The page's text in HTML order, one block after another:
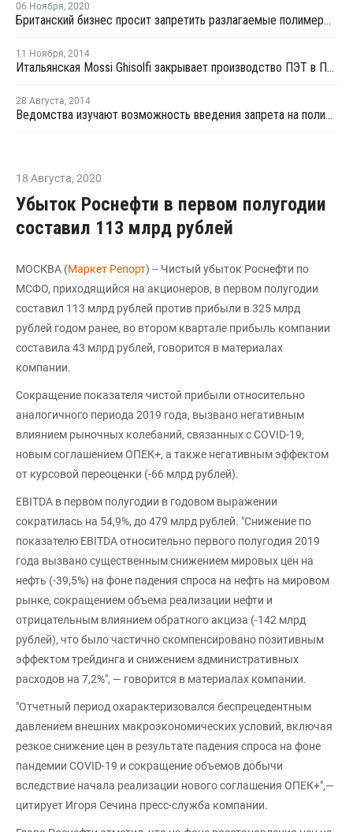
06 Ноября, 2020
Британский бизнес просит запретить разлагаемые полимеры в стране
11 Ноября, 2014
Итальянская Mossi Ghisolfi закрывает производство ПЭТ в Патрике на плановый ремонт
28 Августа, 2014
Ведомства изучают возможность введения запрета на полимерную упаковку с 2017 года
18 Августа, 2020
Убыток Роснефти в первом полугодии
составил 113 млрд рублей
МОСКВА (Маркет Репорт) -- Чистый убыток Роснефти по
МСФО, приходящийся на акционеров, в первом полугодии
составил 113 млрд рублей против прибыли в 325 млрд
рублей годом ранее, во втором квартале прибыль компании
составила 43 млрд рублей, говорится в материалах
компании.
Сокращение показателя чистой прибыли относительно
аналогичного периода 2019 года, вызвано негативным
влиянием рыночных колебаний, связанных с СOVID-19,
новым соглашением ОПЕК+, а также негативным эффектом
от курсовой переоценки (-66 млрд рублей).
EBITDA в первом полугодии в годовом выражении
сократилась на 54,9%, до 479 млрд рублей. "Снижение по
показателю EBITDA относительно первого полугодия 2019
года вызвано существенным снижением мировых цен на
нефть (-39,5%) на фоне падения спроса на нефть на мировом
рынке, сокращением объема реализации нефти и
отрицательным влиянием обратного акциза (-142 млрд
рублей), что было частично скомпенсировано позитивным
эффектом трейдинга и снижением административных
расходов на 7,2%", — говорится в материалах компании.
"Отчетный период охарактеризовался беспрецедентным
давлением внешних макроэкономических условий, включая
резкое снижение цен в результате падения спроса на фоне
пандемии COVID-19 и сокращение объемов добычи
вследствие начала реализации нового соглашения ОПЕК+",—
цитирует Игоря Сечина пресс-служба компании.